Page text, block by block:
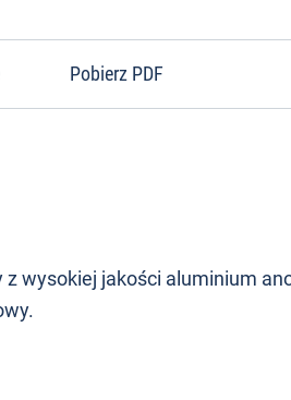
Pobierz PDF
wysokiej jakości aluminium